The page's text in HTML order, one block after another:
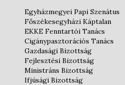
Egyházmegyei Papi Szenátus
Főszékesegyházi Káptalan
EKKE Fenntartói Tanács
Cigánypasztorációs Tanács
Gazdasági Bizottság
Fejlesztési Bizottság
Ministráns Bizottság
Ifjúsági Bizottság